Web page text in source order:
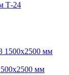
Т-24
мм